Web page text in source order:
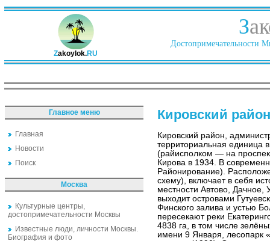
Zakoylok.RU
З
Достопримечательности
Главное меню
Главная
Новости
Поиск
Москва
Культурные центры,
достопримечательности Москвы
Известные люди, личности Москвы.
Биография и фото
Кировский район
Кировский район,
территориальная единица
(райисполком — на
Кирова в 1934. В
Районирование).
схему), включает в себя
местности Автово,
выходит островами
Финского залива и устью
пересекают pеки
4838 га, в том числе
имени 9 Января, лесопарк